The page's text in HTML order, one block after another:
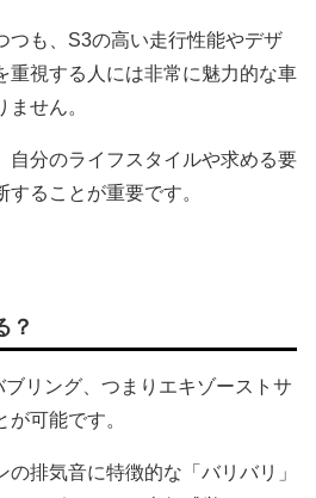
つも、S3の高い走行性能やデザ
重視する人には非常に魅力的な車
せん。
自分のライフスタイルや求める要
ることが重要です。
？
リング、つまりエキゾーストサ
可能です。
排気音に特徴的な「バリバリ」